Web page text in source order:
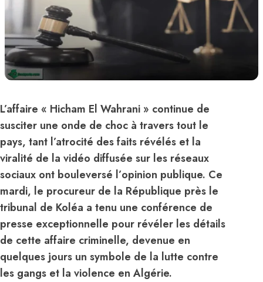
L’affaire « Hicham El Wahrani » continue de
susciter une onde de choc à travers tout le
pays, tant l’atrocité des faits révélés et la
viralité de la vidéo diffusée sur les réseaux
sociaux ont bouleversé l’opinion publique. Ce
mardi, le procureur de la République près le
tribunal de Koléa a tenu une conférence de
presse exceptionnelle pour révéler les détails
de cette affaire criminelle, devenue en
quelques jours un symbole de la lutte contre
les gangs et la violence en Algérie.